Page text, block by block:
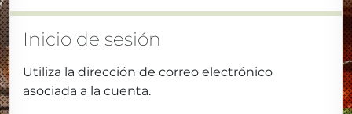
Inicio de sesión
Utiliza la dirección de correo electrónico
asociada a la cuenta.